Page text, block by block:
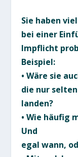
Sie haben
bei einer
Impflicht
Beispiel:
• Wäre sie
die nur
landen?
• Wie häufig
Und
egal wann,